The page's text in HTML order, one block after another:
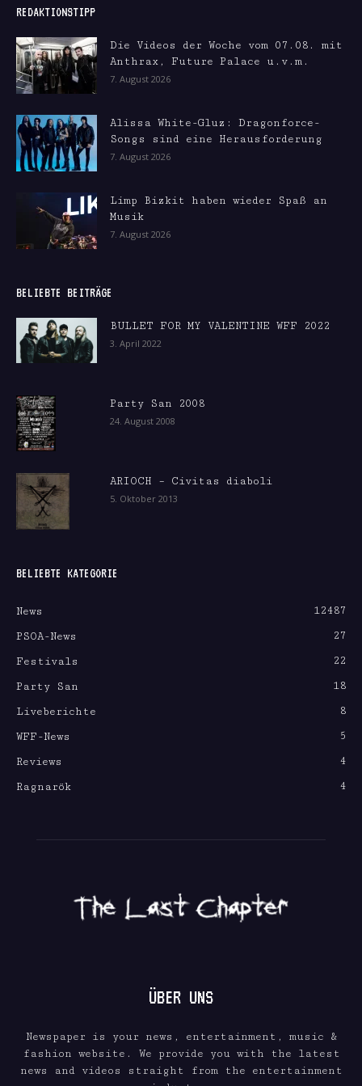
REDAKTIONSTIPP
Die Videos der Woche vom 07.08. mit
Anthrax, Future Palace u.v.m.
7. August 2026
Alissa White-Gluz: Dragonforce-
Songs sind eine Herausforderung
7. August 2026
Limp Bizkit haben wieder Spaß an
Musik
7. August 2026
BELIEBTE BEITRÄGE
BULLET FOR MY VALENTINE WFF 2022
3. April 2022
Party San 2008
24. August 2008
ARIOCH – Civitas diaboli
5. Oktober 2013
BELIEBTE KATEGORIE
News
12487
PSOA-News
27
Festivals
22
Party San
18
Liveberichte
8
WFF-News
5
Reviews
4
Ragnarök
4
ÜBER UNS
Newspaper is your news, entertainment, music &
fashion website. We provide you with the latest
news and videos straight from the entertainment